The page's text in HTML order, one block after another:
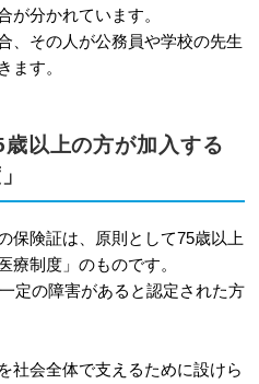
が分かれています。
、その人が公務員や学校の先生
ます。
以上の方が加入する
保険証は、原則として75歳以上
療制度」のものです。
定の障害があると認定された方
社会全体で支えるために設けら